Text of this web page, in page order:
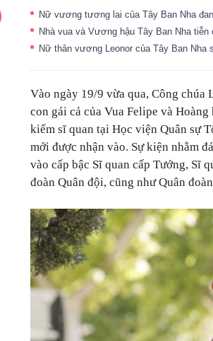
Nữ vương tương lai của Tây Ban Nha
Nhà vua và Vương hậu Tây Ban Nha
Nữ thân vương Leonor của Tây Ban Nha
Vào ngày 19/9 vừa qua, Công chúa
con gái cả của Vua Felipe và
kiếm sĩ quan tại Học viện Quân sự
mới được nhận vào. Sự kiện nhằm
vào cấp bậc Sĩ quan cấp Tướng, Sĩ
đoàn Quân đội, cũng như Quân